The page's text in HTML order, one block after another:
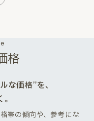
格
な価格”を、
帯の傾向や、参考にな